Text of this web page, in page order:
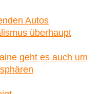
Autos
überhaupt
geht es auch um